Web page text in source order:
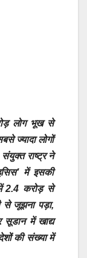
लोग भूख से
ज्यादा लोगों
राष्ट्र ने
में इसकी
में 2.4 करोड़ से
से जूझना पड़ा,
सूडान में खाद्य
की संख्या में